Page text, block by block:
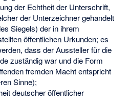
der Echtheit der Unterschrift,
der Unterzeichner gehandelt
Siegels) der in ihrem
öffentlichen Urkunden; es
dass der Aussteller für die
zuständig war und die Form
fremden Macht entspricht
Sinne);
deutscher öffentlicher